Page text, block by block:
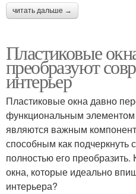
читать дальше →
Пластиковые
преобразуют
интерьер
Пластиковые окна давно
функциональным
являются важным
способным как подчеркнуть
полностью его
окна, которые идеально
интерьера?